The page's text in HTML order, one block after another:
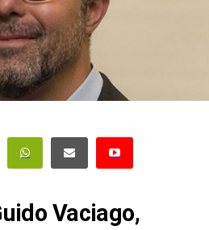
Vaciago,